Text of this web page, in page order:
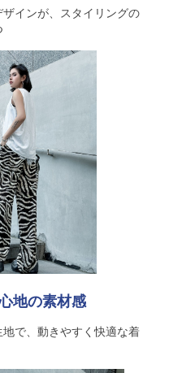
インが、スタイリングの
地の素材感
で、動きやすく快適な着